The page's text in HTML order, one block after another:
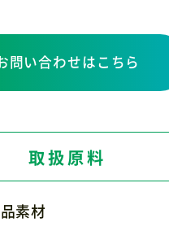
問い合わせはこちら
取扱原料
素材